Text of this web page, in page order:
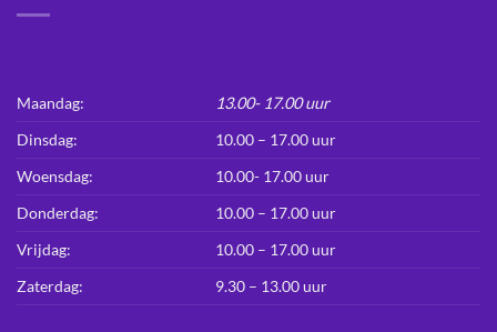
Maandag:
13.00- 17.00 uur
Dinsdag:
10.00 – 17.00 uur
Woensdag:
10.00- 17.00 uur
Donderdag:
10.00 – 17.00 uur
Vrijdag:
10.00 – 17.00 uur
Zaterdag:
9.30 – 13.00 uur